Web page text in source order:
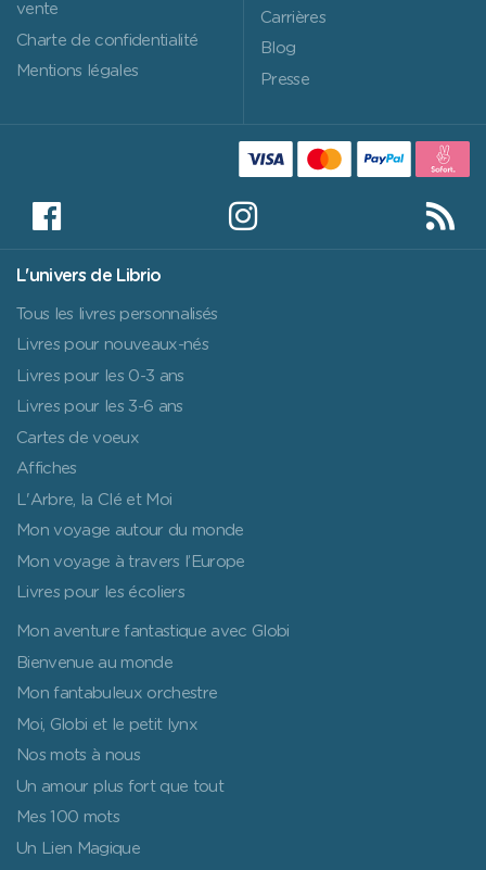
vente
Charte de confidentialité
Mentions légales
Carrières
Blog
Presse
L'univers de Librio
Tous les livres personnalisés
Livres pour nouveaux-nés
Livres pour les 0-3 ans
Livres pour les 3-6 ans
Cartes de voeux
Affiches
L'Arbre, la Clé et Moi
Mon voyage autour du monde
Mon voyage à travers l’Europe
Livres pour les écoliers
Mon aventure fantastique avec Globi
Bienvenue au monde
Mon fantabuleux orchestre
Moi, Globi et le petit lynx
Nos mots à nous
Un amour plus fort que tout
Mes 100 mots
Un Lien Magique